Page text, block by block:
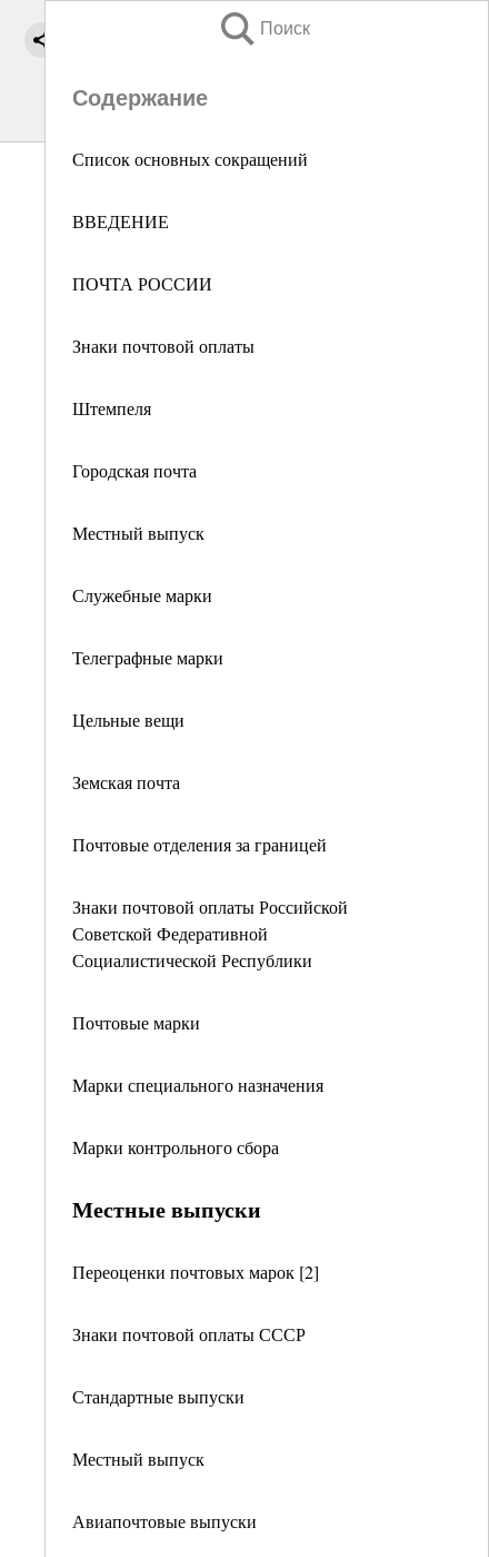
Поиск
Содержание
Список основных сокращений
ВВЕДЕНИЕ
ПОЧТА РОССИИ
Знаки почтовой оплаты
Штемпеля
Городская почта
Местный выпуск
Служебные марки
Телеграфные марки
Цельные вещи
Земская почта
Почтовые отделения за границей
Знаки почтовой оплаты Российской
Советской Федеративной
Социалистической Республики
Почтовые марки
Марки специального назначения
Марки контрольного сбора
Местные выпуски
Переоценки почтовых марок [2]
Знаки почтовой оплаты СССР
Стандартные выпуски
Местный выпуск
Авиапочтовые выпуски